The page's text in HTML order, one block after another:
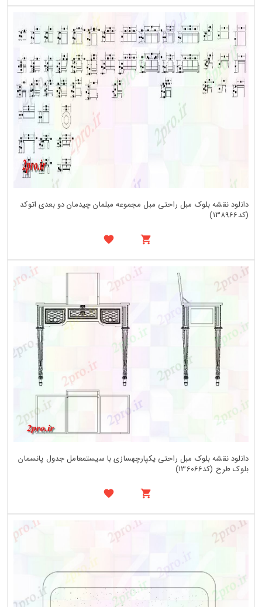
دانلود نقشه بلوک مبل راحتی مبل مجموعه مبلمان چیدمان دو بعدی اتوکد
(کد138966)
دانلود نقشه بلوک مبل راحتی یکپارچهسازی با سیستمعامل جدول پانسمان
بلوک طرح (کد136066)